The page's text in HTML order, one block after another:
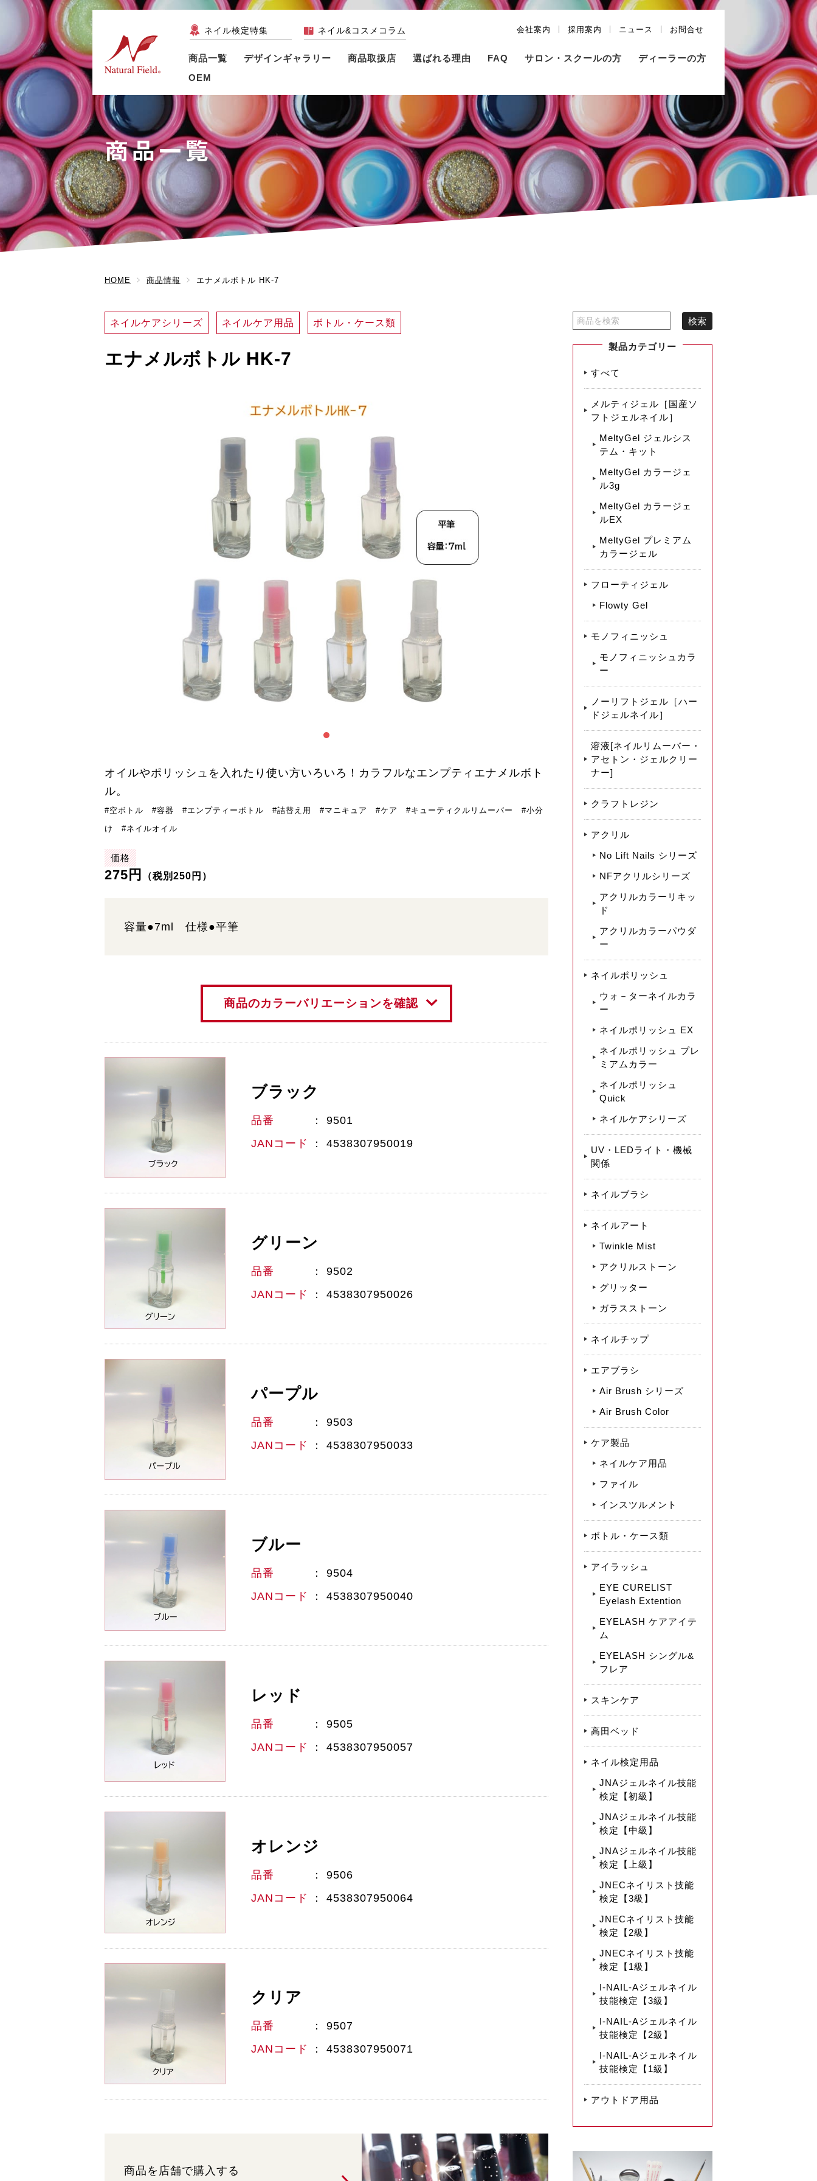
ネイル検定特集 ネイル&コスメコラム 会社案内 採用案内 ニュース お問合せ
商品一覧 デザインギャラリー 商品取扱店 選ばれる理由 FAQ サロン・スクールの方
ディーラーの方
OEM
商品一覧
HOME 商品情報 エナメルボトル HK-7
ネイルケアシリーズ ネイルケア用品 ボトル・ケース類
エナメルボトル HK-7
オイルやポリッシュを入れたり使い方いろいろ！カラフルなエンプティエナメルボト
ル。
#空ボトル #容器 #エンプティーボトル #詰替え用 #マニキュア #ケア #キューティクルリムーバー #小分
け #ネイルオイル
価格
275円 （税別250円）
容量●7ml 仕様●平筆
商品のカラーバリエーションを確認
ブラック
品番
9501
JANコード
4538307950019
グリーン
品番
9502
JANコード
4538307950026
パープル
品番
9503
JANコード
4538307950033
ブルー
品番
9504
JANコード
4538307950040
レッド
品番
9505
JANコード
4538307950057
オレンジ
品番
9506
JANコード
4538307950064
クリア
品番
9507
JANコード
4538307950071
商品を店舗で購入する
製品カテゴリー
すべて
メルティジェル［国産ソ
フトジェルネイル］
MeltyGel ジェルシス
テム・キット
MeltyGel カラージェ
ル3g
MeltyGel カラージェ
ルEX
MeltyGel プレミアム
カラージェル
フローティジェル
Flowty Gel
モノフィニッシュ
モノフィニッシュカラ
ー
ノーリフトジェル［ハー
ドジェルネイル］
溶液[ネイルリムーバー・
アセトン・ジェルクリー
ナー]
クラフトレジン
アクリル
No Lift Nails シリーズ
NFアクリルシリーズ
アクリルカラーリキッ
ド
アクリルカラーパウダ
ー
ネイルポリッシュ
ウォ－ターネイルカラ
ー
ネイルポリッシュ EX
ネイルポリッシュ プレ
ミアムカラー
ネイルポリッシュ
Quick
ネイルケアシリーズ
UV・LEDライト・機械
関係
ネイルブラシ
ネイルアート
Twinkle Mist
アクリルストーン
グリッター
ガラスストーン
ネイルチップ
エアブラシ
Air Brush シリーズ
Air Brush Color
ケア製品
ネイルケア用品
ファイル
インスツルメント
ボトル・ケース類
アイラッシュ
EYE CURELIST
Eyelash Extention
EYELASH ケアアイテ
ム
EYELASH シングル&
フレア
スキンケア
高田ベッド
ネイル検定用品
JNAジェルネイル技能
検定【初級】
JNAジェルネイル技能
検定【中級】
JNAジェルネイル技能
検定【上級】
JNECネイリスト技能
検定【3級】
JNECネイリスト技能
検定【2級】
JNECネイリスト技能
検定【1級】
I-NAIL-Aジェルネイル
技能検定【3級】
I-NAIL-Aジェルネイル
技能検定【2級】
I-NAIL-Aジェルネイル
技能検定【1級】
アウトドア用品